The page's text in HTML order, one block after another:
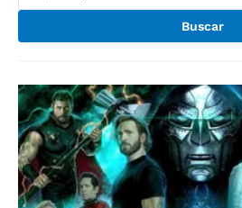
Buscar